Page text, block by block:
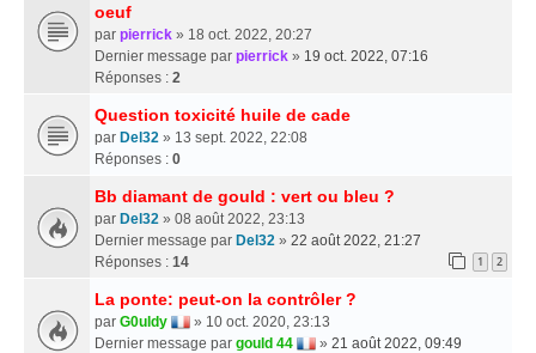
oeuf
par pierrick » 18 oct. 2022, 20:27
Dernier message par pierrick » 19 oct. 2022, 07:16
Réponses : 2
Question toxicité huile de cade
par Del32 » 13 sept. 2022, 22:08
Réponses : 0
Bb diamant de gould : vert ou bleu ?
par Del32 » 08 août 2022, 23:13
Dernier message par Del32 » 22 août 2022, 21:27
Réponses : 14 1 2
La ponte: peut-on la contrôler ?
par G0uldy
» 10 oct. 2020, 23:13
Dernier message par gould 44 » 21 août 2022, 09:49